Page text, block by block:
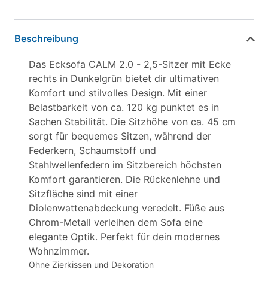
Beschreibung
Das Ecksofa CALM 2.0 - 2,5-Sitzer mit Ecke
rechts in Dunkelgrün bietet dir ultimativen
Komfort und stilvolles Design. Mit einer
Belastbarkeit von ca. 120 kg punktet es in
Sachen Stabilität. Die Sitzhöhe von ca. 45 cm
sorgt für bequemes Sitzen, während der
Federkern, Schaumstoff und
Stahlwellenfedern im Sitzbereich höchsten
Komfort garantieren. Die Rückenlehne und
Sitzfläche sind mit einer
Diolenwattenabdeckung veredelt. Füße aus
Chrom-Metall verleihen dem Sofa eine
elegante Optik. Perfekt für dein modernes
Wohnzimmer.
Ohne Zierkissen und Dekoration